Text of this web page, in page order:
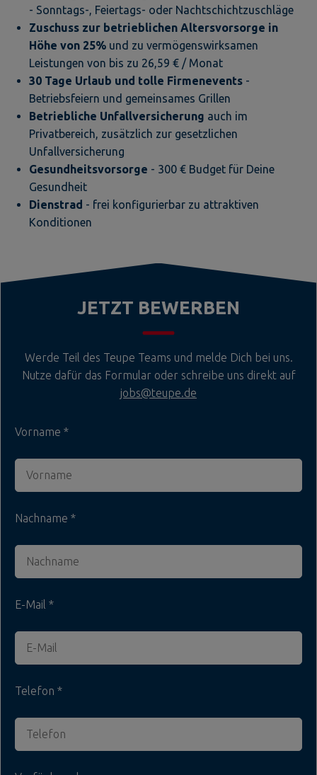
- Sonntags-, Feiertags- oder Nachtschichtzuschläge
Zuschuss zur betrieblichen Altersvorsorge in
Höhe von 25% und zu vermögenswirksamen
Leistungen von bis zu 26,59 € / Monat
30 Tage Urlaub und tolle Firmenevents -
Betriebsfeiern und gemeinsames Grillen
Betriebliche Unfallversicherung auch im
Privatbereich, zusätzlich zur gesetzlichen
Unfallversicherung
Gesundheitsvorsorge - 300 € Budget für Deine
Gesundheit
Dienstrad - frei konfigurierbar zu attraktiven
Konditionen
JETZT BEWERBEN
Werde Teil des Teupe Teams und melde Dich bei uns.
Nutze dafür das Formular oder schreibe uns direkt auf
jobs@teupe.de
Vorname
Nachname
E-Mail
Telefon